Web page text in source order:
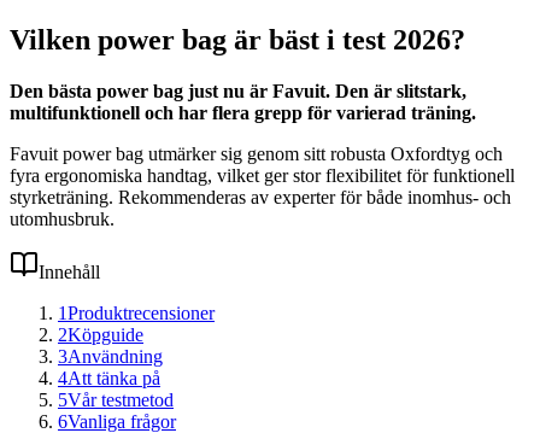
Vilken power bag är bäst i test 2026?
Den bästa power bag just nu är Favuit. Den är slitstark,
multifunktionell och har flera grepp för varierad träning.
Favuit power bag utmärker sig genom sitt robusta Oxfordtyg och
fyra ergonomiska handtag, vilket ger stor flexibilitet för funktionell
styrketräning. Rekommenderas av experter för både inomhus- och
utomhusbruk.
Innehåll
1Produktrecensioner
2Köpguide
3Användning
4Att tänka på
5Vår testmetod
6Vanliga frågor